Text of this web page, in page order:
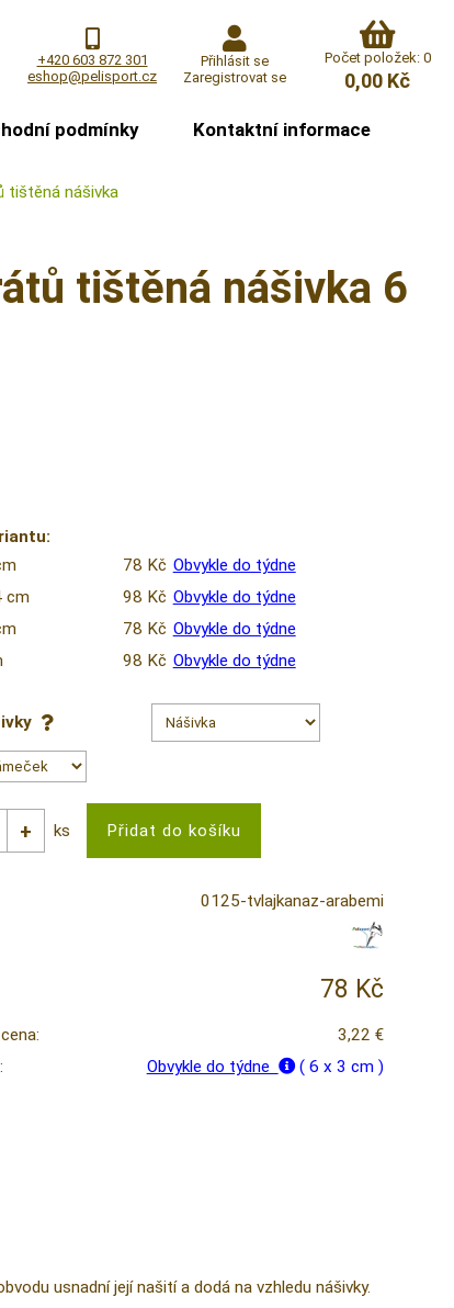
+420 603 872 301
eshop@pelisport.cz
Přihlásit se
Zaregistrovat se
Počet položek: 0
0,00 Kč
podmínky Kontaktní informace
tištěná nášivka
tištěná nášivka 6
78 Kč Obvykle do týdne
cm
98 Kč Obvykle do týdne
78 Kč Obvykle do týdne
98 Kč Obvykle do týdne
ks
0125-tvlajkanaz-arabemi
78 Kč
3,22 €
Obvykle do týdne ( 6 x 3 cm )
usnadní její našití a dodá na vzhledu nášivky.